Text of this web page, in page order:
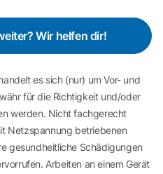
Wir helfen dir!
es sich (nur) um Vor- und
für die Richtigkeit und/oder
werden. Nicht fachgerecht
Netzspannung betriebenen
gesundheitliche Schädigungen
Arbeiten an einem Gerät